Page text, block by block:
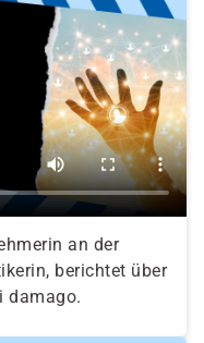
an der
berichtet über
damago.